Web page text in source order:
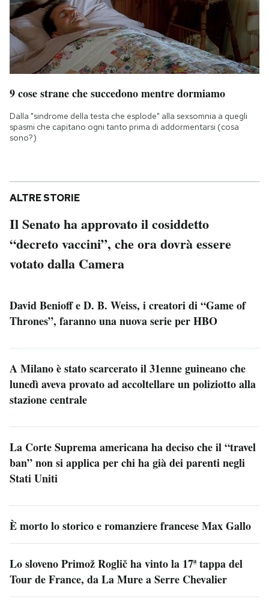
9 cose strane che succedono mentre dormiamo
Dalla "sindrome della testa che esplode" alla sexsomnia a quegli
spasmi che capitano ogni tanto prima di addormentarsi (cosa
sono?)
ALTRE STORIE
Il Senato ha approvato il cosiddetto
“decreto vaccini”, che ora dovrà essere
votato dalla Camera
David Benioff e D. B. Weiss, i creatori di “Game of
Thrones”, faranno una nuova serie per HBO
A Milano è stato scarcerato il 31enne guineano che
lunedì aveva provato ad accoltellare un poliziotto alla
stazione centrale
La Corte Suprema americana ha deciso che il “travel
ban” non si applica per chi ha già dei parenti negli
Stati Uniti
È morto lo storico e romanziere francese Max Gallo
Lo sloveno Primož Roglič ha vinto la 17ª tappa del
Tour de France, da La Mure a Serre Chevalier